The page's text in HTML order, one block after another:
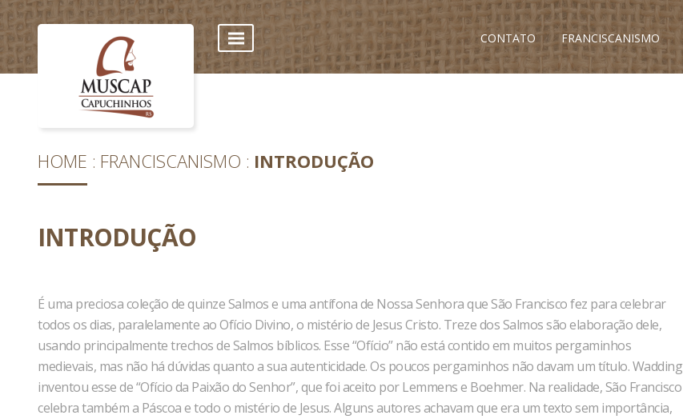
CONTATO FRANCISCANISMO
HOME FRANCISCANISMO INTRODUÇÃO
INTRODUÇÃO
É uma preciosa coleção de quinze Salmos e uma antífona de Nossa Senhora que São Francisco fez para celebrar
todos os dias, paralelamente ao Ofício Divino, o mistério de Jesus Cristo. Treze dos Salmos são elaboração dele,
usando principalmente trechos de Salmos bíblicos. Esse “Ofício” não está contido em muitos pergaminhos
medievais, mas não há dúvidas quanto a sua autenticidade. Os poucos pergaminhos não davam um título. Wadding
inventou esse de “Ofício da Paixão do Senhor”, que foi aceito por Lemmens e Boehmer. Na realidade, São Francisco
celebra também a Páscoa e todo o mistério de Jesus. Alguns autores achavam que era um texto sem importância,